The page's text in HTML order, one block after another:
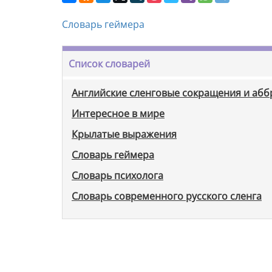
Словарь геймера
Список словарей
Английские сленговые сокращения и
Интересное в мире
Крылатые выражения
Словарь геймера
Словарь психолога
Словарь современного русского сленга